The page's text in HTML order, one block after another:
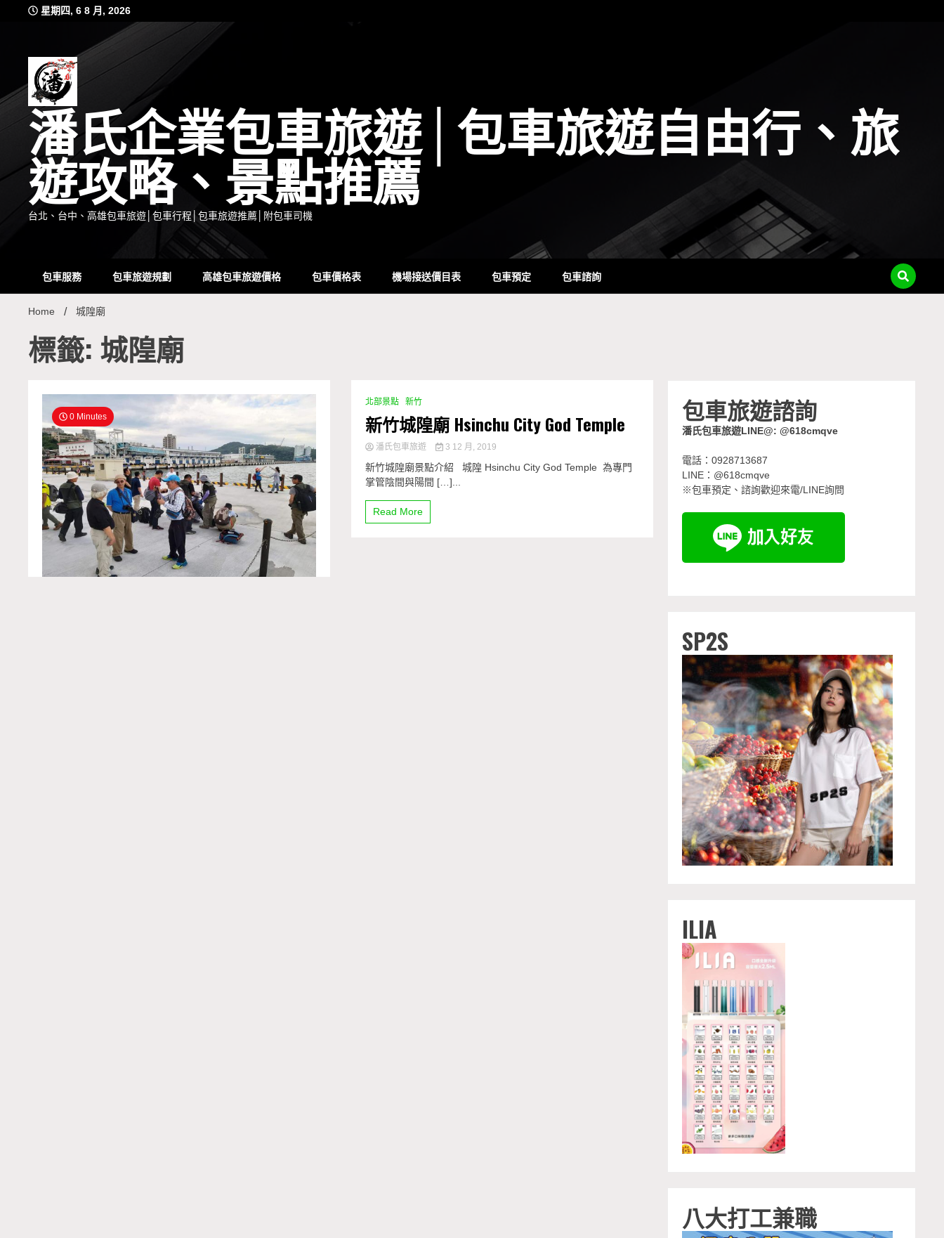
星期四, 6 8 月, 2026
潘氏企業包車旅遊│包車旅遊自由行、旅
遊攻略、景點推薦
台北、台中、高雄包車旅遊│包車行程│包車旅遊推薦│附包車司機
包車服務 包車旅遊規劃 高雄包車旅遊價格 包車價格表 機場接送價目表 包車預定 包車諮詢
Home 城隍廟
標籤: 城隍廟
0 Minutes
北部景點 新竹
新竹城隍廟 Hsinchu City God Temple
潘氏包車旅遊 3 12 月, 2019
新竹城隍廟景點介紹 城隍 Hsinchu City God Temple 為專門
掌管陰間與陽間 […]...
Read More
包車旅遊諮詢
潘氏包車旅遊LINE@: @618cmqve
電話：0928713687
LINE：@618cmqve
※包車預定、諮詢歡迎來電/LINE詢問
SP2S
ILIA
八大打工兼職